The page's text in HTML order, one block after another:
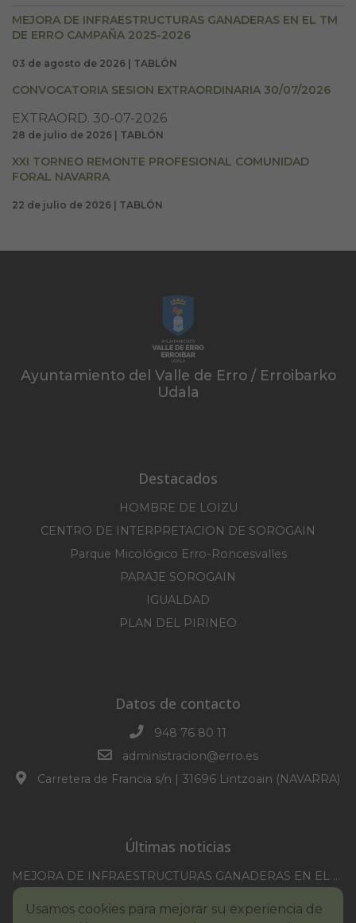
MEJORA DE INFRAESTRUCTURAS GANADERAS EN EL TM
DE ERRO CAMPAÑA 2025-2026
03 de agosto de 2026 | TABLÓN
CONVOCATORIA SESION EXTRAORDINARIA 30/07/2026
EXTRAORD. 30-07-2026
28 de julio de 2026 | TABLÓN
XXI TORNEO REMONTE PROFESIONAL COMUNIDAD
FORAL NAVARRA
22 de julio de 2026 | TABLÓN
Ayuntamiento del Valle de Erro / Erroibarko
Udala
Destacados
HOMBRE DE LOIZU
CENTRO DE INTERPRETACION DE SOROGAIN
Parque Micológico Erro-Roncesvalles
PARAJE SOROGAIN
IGUALDAD
PLAN DEL PIRINEO
Datos de contacto
948 76 80 11
administracion@erro.es
Carretera de Francia s/n | 31696 Lintzoain (NAVARRA)
Últimas noticias
MEJORA DE INFRAESTRUCTURAS GANADERAS EN EL TM DE ERRO CAMPAÑA 2025-2026
Usamos cookies para mejorar su experiencia de